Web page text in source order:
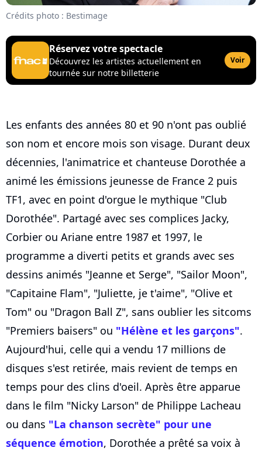
Crédits photo : Bestimage
Réservez votre spectacle
Découvrez les artistes actuellement en
tournée sur notre billetterie
Voir
Les enfants des années 80 et 90 n'ont pas oublié
son nom et encore mois son visage. Durant deux
décennies, l'animatrice et chanteuse Dorothée a
animé les émissions jeunesse de France 2 puis
TF1, avec en point d'orgue le mythique "Club
Dorothée". Partagé avec ses complices Jacky,
Corbier ou Ariane entre 1987 et 1997, le
programme a diverti petits et grands avec ses
dessins animés "Jeanne et Serge", "Sailor Moon",
"Capitaine Flam", "Juliette, je t'aime", "Olive et
Tom" ou "Dragon Ball Z", sans oublier les sitcoms
"Premiers baisers" ou "Hélène et les garçons".
Aujourd'hui, celle qui a vendu 17 millions de
disques s'est retirée, mais revient de temps en
temps pour des clins d'oeil. Après être apparue
dans le film "Nicky Larson" de Philippe Lacheau
ou dans "La chanson secrète" pour une
séquence émotion, Dorothée a prêté sa voix à